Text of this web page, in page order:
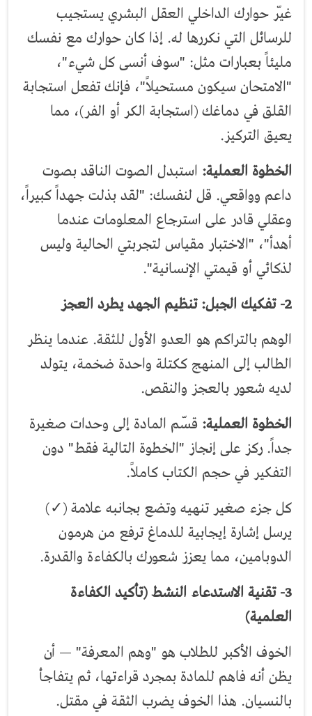
غيّر حوارك الداخلي العقل البشري يستجيب
للرسائل التي نكررها له. إذا كان حوارك مع نفسك
مليئاً بعبارات مثل: "سوف أنسى كل شيء"،
"الامتحان سيكون مستحيلاً"، فإنك تفعل استجابة
القلق في دماغك (استجابة الكر أو الفر)، مما
يعيق التركيز.
الخطوة العملية: استبدل الصوت الناقد بصوت
داعم وواقعي. قل لنفسك: "لقد بذلت جهداً كبيراً،
وعقلي قادر على استرجاع المعلومات عندما
أهدأ"، "الاختبار مقياس لتجربتي الحالية وليس
لذكائي أو قيمتي الإنسانية".
2- تفكيك الجبل: تنظيم الجهد يطرد العجز
الوهم بالتراكم هو العدو الأول للثقة. عندما ينظر
الطالب إلى المنهج ككتلة واحدة ضخمة، يتولد
لديه شعور بالعجز والنقص.
الخطوة العملية: قسّم المادة إلى وحدات صغيرة
جداً. ركز على إنجاز "الخطوة التالية فقط" دون
التفكير في حجم الكتاب كاملاً.
كل جزء صغير تنهيه وتضع بجانبه علامة (✓)
يرسل إشارة إيجابية للدماغ ترفع من هرمون
الدوبامين، مما يعزز شعورك بالكفاءة والقدرة.
3- تقنية الاستدعاء النشط (تأكيد الكفاءة
العلمية)
الخوف الأكبر للطلاب هو "وهم المعرفة" — أن
يظن أنه فاهم للمادة بمجرد قراءتها، ثم يتفاجأ
بالنسيان. هذا الخوف يضرب الثقة في مقتل.